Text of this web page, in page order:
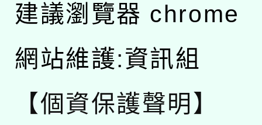
建議瀏覽器 chrome
網站維護:資訊組
【個資保護聲明】